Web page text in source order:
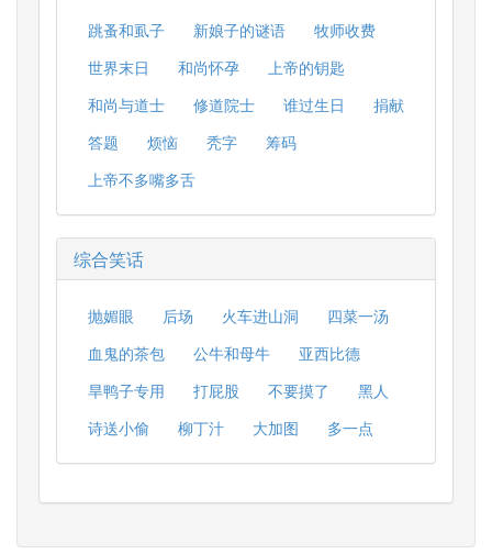
跳蚤和虱子 新娘子的谜语
牧师收费
世界末日
和尚怀孕
上帝的钥匙
和尚与道士
修道院士 谁过生日
捐献
答题
烦恼 秃字
筹码
上帝不多嘴多舌
综合笑话
抛媚眼 后场 火车进山洞
四菜一汤
血鬼的茶包
公牛和母牛
亚西比德
旱鸭子专用
打屁股 不要摸了
黑人
诗送小偷
柳丁汁 大加图 多一点